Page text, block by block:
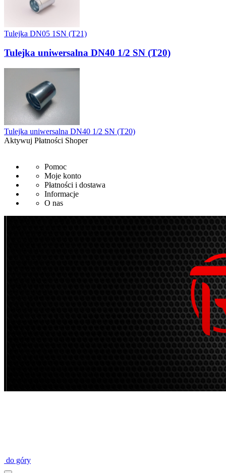
Tulejka DN05 1SN (T21)
Tulejka uniwersalna DN40 1/2 SN (T20)
Tulejka uniwersalna DN40 1/2 SN (T20)
Aktywuj Płatności Shoper
Pomoc
Moje konto
Płatności i dostawa
Informacje
O nas
do góry